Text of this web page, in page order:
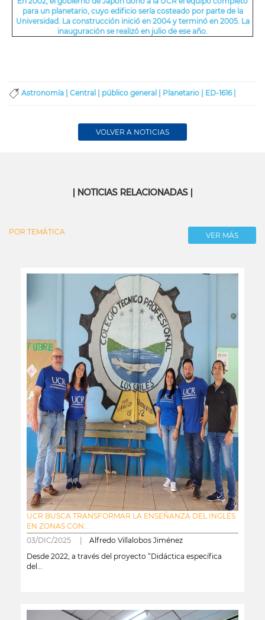
para un planetario, cuyo edificio sería costeado por parte de la
Universidad. La construcción inició en 2004 y terminó en 2005. La
inauguración se realizó en julio de ese año.
Astronomía | Central | público general | Planetario | ED-1616 |
VOLVER A NOTICIAS
| NOTICIAS RELACIONADAS |
POR TEMÁTICA VER MÁS
UCR BUSCA TRANSFORMAR LA ENSEÑANZA DEL INGLÉS
EN ZONAS CON...
03/DIC/2025 | Alfredo Villalobos Jiménez
Desde 2022, a través del proyecto “Didáctica específica
del...